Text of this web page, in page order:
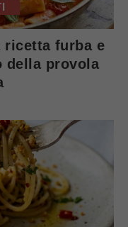
ricetta furba e
della provola